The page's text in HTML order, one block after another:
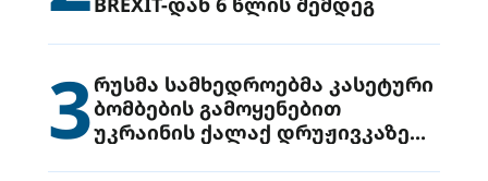
3რუსმა სამხედროებმა კასეტური
ბომბების გამოყენებით
უკრაინის ქალაქ დრუჟივკაზე